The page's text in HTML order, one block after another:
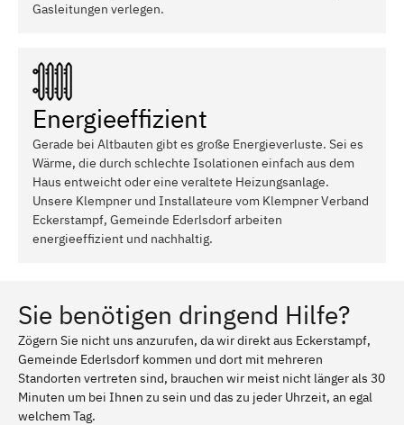
Gasleitungen verlegen.
Energieeffizient
Gerade bei Altbauten gibt es große Energieverluste. Sei es
Wärme, die durch schlechte Isolationen einfach aus dem
Haus entweicht oder eine veraltete Heizungsanlage.
Unsere Klempner und Installateure vom Klempner Verband
Eckerstampf, Gemeinde Ederlsdorf arbeiten
energieeffizient und nachhaltig.
Sie benötigen dringend Hilfe?
Zögern Sie nicht uns anzurufen, da wir direkt aus Eckerstampf,
Gemeinde Ederlsdorf kommen und dort mit mehreren
Standorten vertreten sind, brauchen wir meist nicht länger als 30
Minuten um bei Ihnen zu sein und das zu jeder Uhrzeit, an egal
welchem Tag.